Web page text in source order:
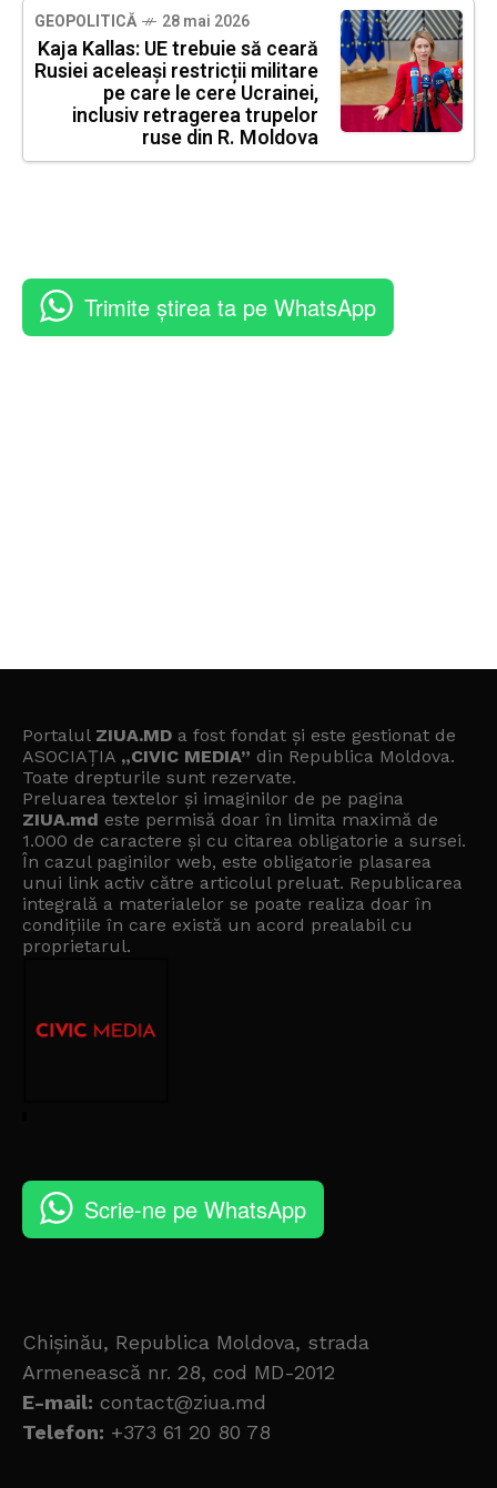
GEOPOLITICĂ 28 mai 2026
Kaja Kallas: UE trebuie să ceară
Rusiei aceleași restricții militare
pe care le cere Ucrainei,
inclusiv retragerea trupelor
ruse din R. Moldova
Trimite știrea ta pe WhatsApp
Portalul ZIUA.MD a fost fondat și este gestionat de
ASOCIAȚIA „CIVIC MEDIA” din Republica Moldova.
Toate drepturile sunt rezervate.
Preluarea textelor și imaginilor de pe pagina
ZIUA.md este permisă doar în limita maximă de
1.000 de caractere și cu citarea obligatorie a sursei.
În cazul paginilor web, este obligatorie plasarea
unui link activ către articolul preluat. Republicarea
integrală a materialelor se poate realiza doar în
condițiile în care există un acord prealabil cu
proprietarul.
Scrie-ne pe WhatsApp
Chișinău, Republica Moldova, strada
Armenească nr. 28, cod MD-2012
E-mail: contact@ziua.md
Telefon: +373 61 20 80 78